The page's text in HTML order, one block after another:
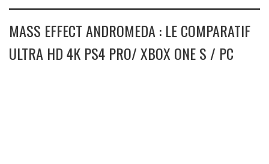
MASS EFFECT ANDROMEDA : LE COMPARATIF
ULTRA HD 4K PS4 PRO/ XBOX ONE S / PC